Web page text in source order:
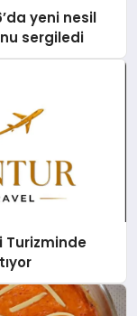
yeni nesil
sergiledi
Turizminde